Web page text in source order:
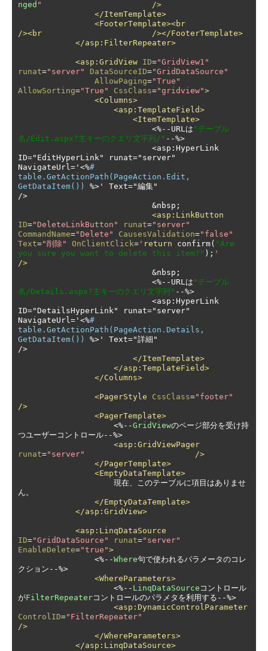
nged "
/>
</ItemTemplate>
<FooterTemplate><br
/><br
/></FooterTemplate>
</asp:FilterRepeater>
<asp:GridView ID="GridView1"
runat="server" DataSourceID="GridDataSource"
AllowPaging="True"
AllowSorting="True" CssClass="gridview">
<Columns>
<asp:TemplateField>
<ItemTemplate>
<%-- URLは "テーブル
名/Edit.aspx?主キーのクエリ文字列/" --%>
ID="EditHyperLink" runat="server"
NavigateUrl= ' <%#
table.GetActionPath(PageAction.Edit,
GetDataItem()) %>' Text="編集"
/>
<asp:LinkButton
ID="DeleteLinkButton" runat="server"
CommandName="Delete" CausesValidation="false"
Text="削除" OnClientClick= ' return confirm( "Are
you sure you want to delete this item?" ); '
/>
<%-- URLは "テーブル
名/Details.aspx?主キーのクエリ文字列" --%>
ID="DetailsHyperLink" runat="server"
NavigateUrl= ' <%#
table.GetActionPath(PageAction.Details,
GetDataItem()) %>' Text="詳細"
/>
</ItemTemplate>
</asp:TemplateField>
</Columns>
<PagerStyle CssClass="footer"
/>
<PagerTemplate>
<%--GridViewのページ部分を受け持
つユーザーコントロール--%>
<asp:GridViewPager
runat="server"
/>
</PagerTemplate>
<EmptyDataTemplate>
ん。
</EmptyDataTemplate>
</asp:GridView>
<asp:LinqDataSource
ID="GridDataSource" runat="server"
EnableDelete="true">
<%--Where句で使われるパラメータのコレ
クション--%>
<WhereParameters>
<%-- LinqDataSource コントロール
がFilterRepeaterコントロールのパラメタを利用する--%>
<asp:DynamicControlParameter
ControlID="FilterRepeater"
/>
</WhereParameters>
</asp:LinqDataSource>